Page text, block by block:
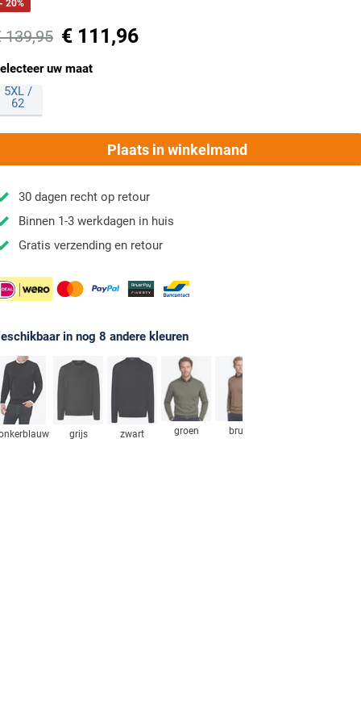
- 20%
139,95 € 111,96
uw maat
5XL /
62
Plaats in winkelmand
30 dagen recht op retour
Binnen 1-3 werkdagen in huis
Gratis verzending en retour
in nog 8 andere kleuren
grijs zwart groen bruin